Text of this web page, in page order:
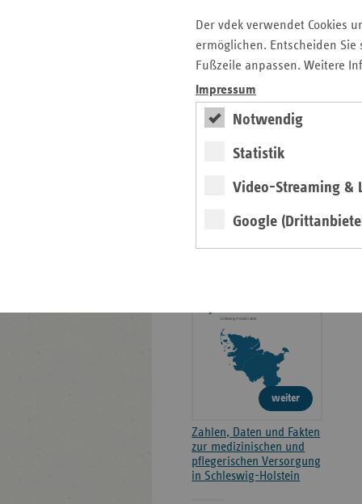
Der vdek verwendet Cookies
ermöglichen. Entscheiden
Fußzeile anpassen. Weitere
Impressum
Notwendig
Statistik
Video-Streaming &
Google
Seitenleiste
weiteren
Informationen
Auf einen Blick
Pressemitteilungen
Veranstaltungen
Faktenpapier 2026
weiter
Zahlen, Daten und Fakten
zur medizinischen und
pflegerischen Versorgung
in Schleswig-Holstein